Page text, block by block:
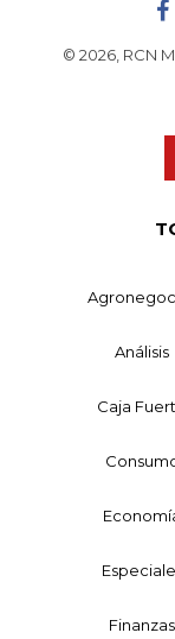
© 2026, RCN
Análisis
Caja
Finanzas